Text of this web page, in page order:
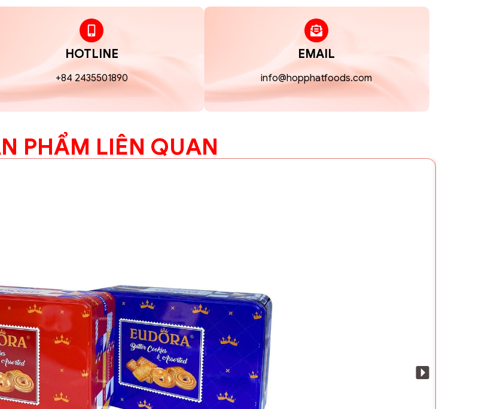
Thắp hương – lễ cúng:Thiết kế trang nhã, lịch sự, phù hợp bày
mâm lễ trong các dịp lễ Tết, rằm, giỗ chạp.
Sản phẩm đẹp mắt, ý nghĩa, thích
hợp để đóng giỏ quà Tết cho nhân viên, khách hàng, đối tác.
Hộp thiếc sang trọng, dễ mang theo, là món quà
tinh tế gửi gắm lời chúc may mắn, đủ đầy.
Gia đình & tiếp khách:
Bánh thơm ngon, bao bì đẹp mắt – giúp
bàn trà ngày Tết thêm phần ấm cúng và sang trọng.
Địa chỉ phân phối EUDORA Hoa
Hộp thiếc tròn 312g
HOTLINE
+84 2435501890
EMAIL
info@hopphatfoods.com
PHẨM LIÊN QUAN